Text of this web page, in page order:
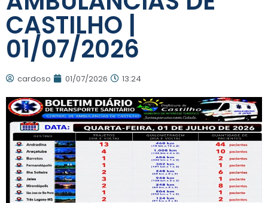
CASTILHO |
01/07/2026
cardoso 01/07/2026 13:24